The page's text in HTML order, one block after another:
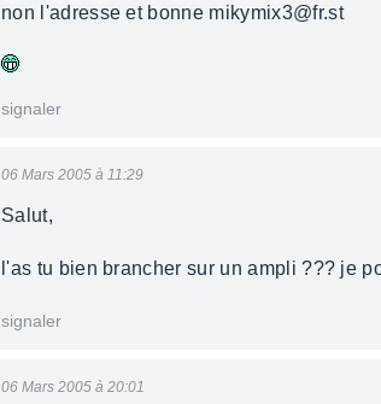
non l'adresse et bonne mikymix3@fr.st
signaler
06 Mars 2005 à 11:29
Salut,
l'as tu bien brancher sur un ampli ??? je
signaler
06 Mars 2005 à 20:01